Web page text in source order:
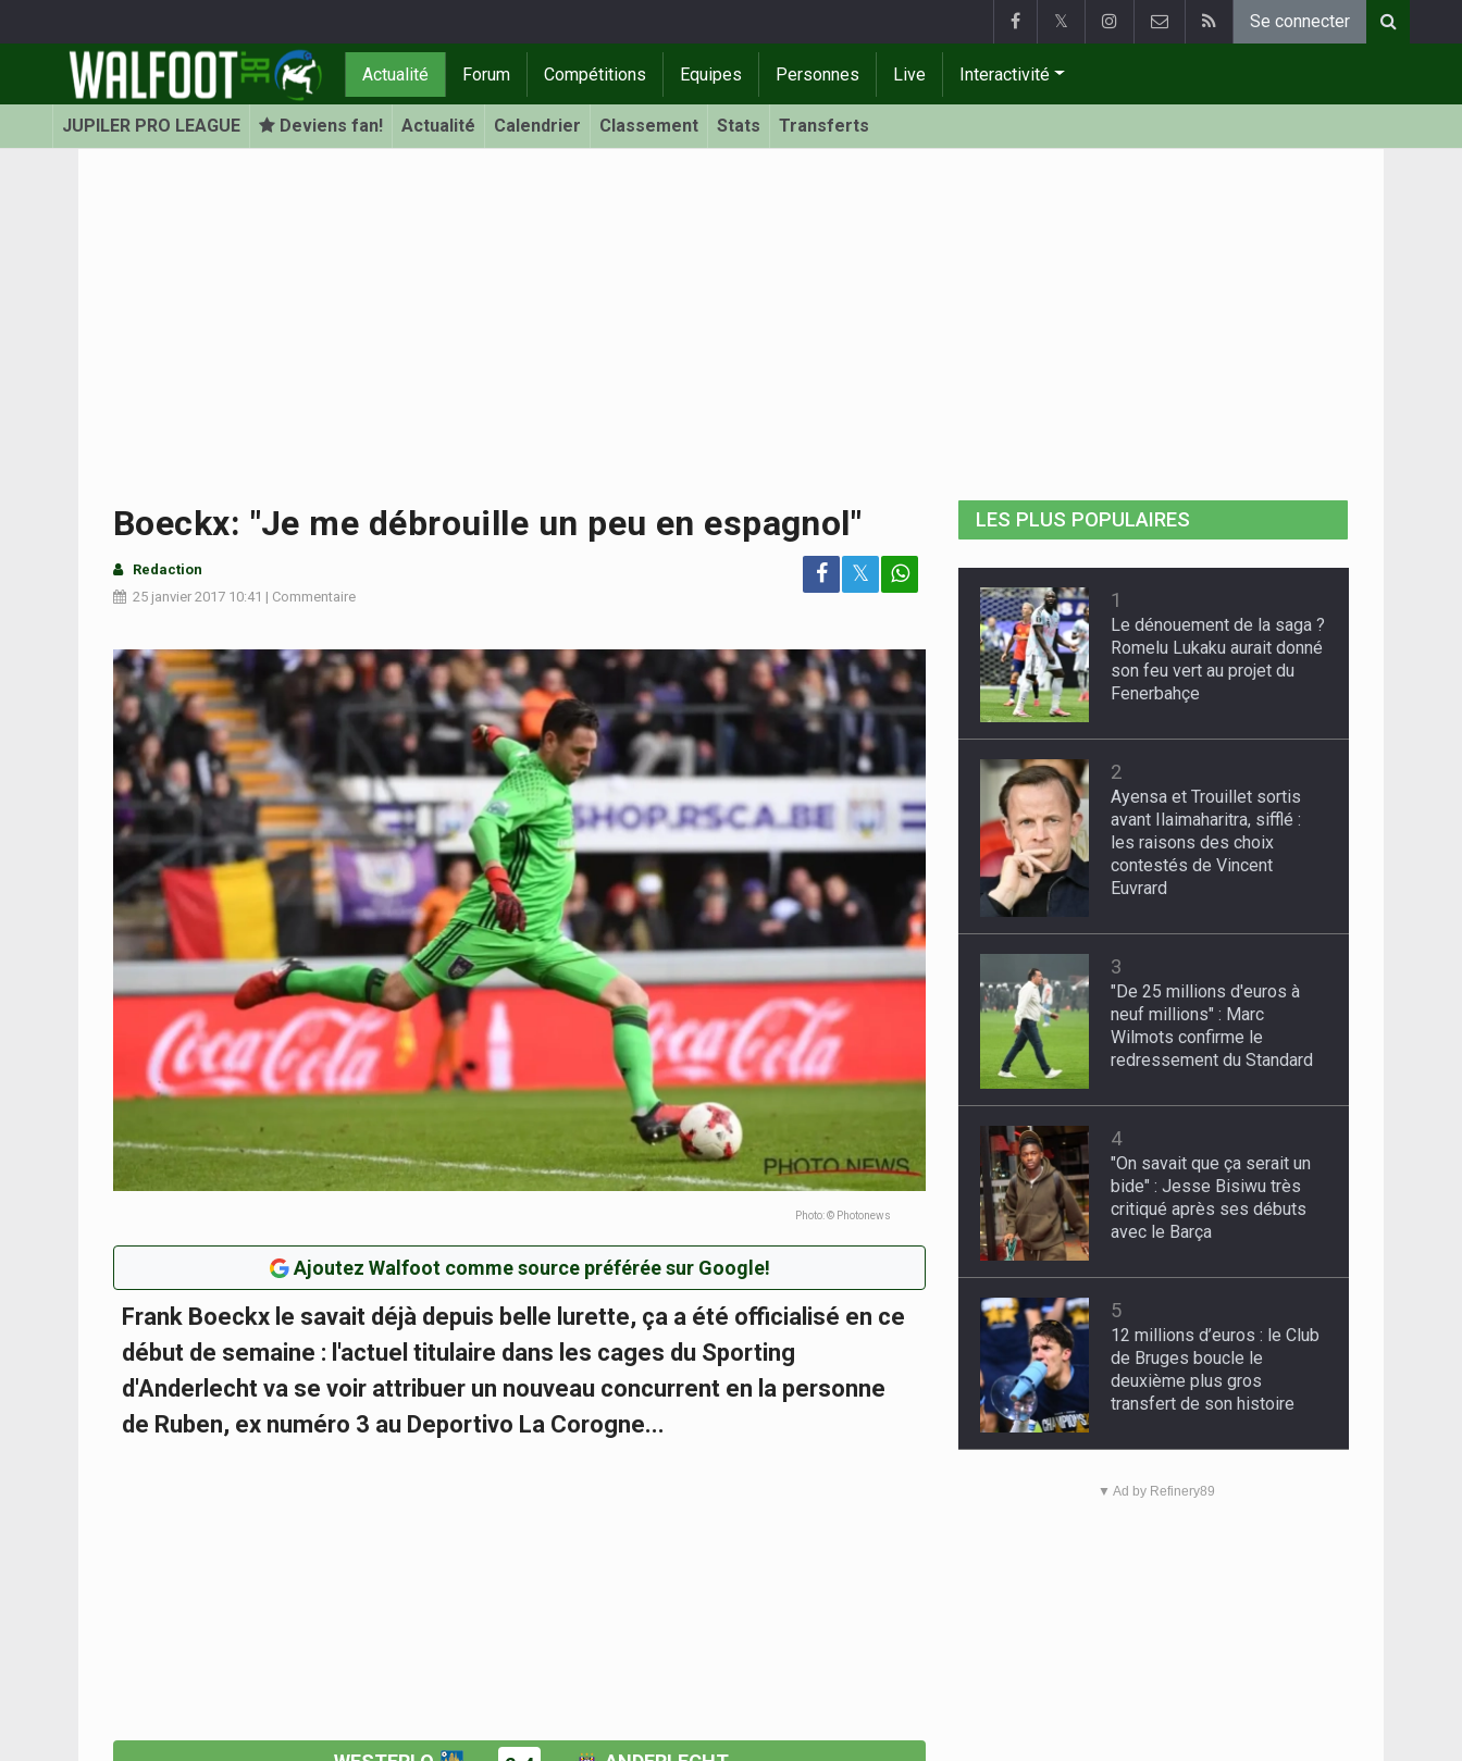
𝕏 Se connecter
Actualité Forum Compétitions Equipes Personnes Live Interactivité
JUPILER PRO LEAGUE Deviens fan! Actualité Calendrier Classement Stats Transferts
Boeckx: "Je me débrouille un peu en espagnol"
Redaction
25 janvier 2017 10:41 | Commentaire
𝕏
Photo: © Photonews
Ajoutez Walfoot comme source préférée sur Google!
Frank Boeckx le savait déjà depuis belle lurette, ça a été officialisé en ce
début de semaine : l'actuel titulaire dans les cages du Sporting
d'Anderlecht va se voir attribuer un nouveau concurrent en la personne
de Ruben, ex numéro 3 au Deportivo La Corogne...
LES PLUS POPULAIRES
1
Le dénouement de la saga ?
Romelu Lukaku aurait donné
son feu vert au projet du
Fenerbahçe
2
Ayensa et Trouillet sortis
avant Ilaimaharitra, sifflé :
les raisons des choix
contestés de Vincent
Euvrard
3
"De 25 millions d'euros à
neuf millions" : Marc
Wilmots confirme le
redressement du Standard
4
"On savait que ça serait un
bide" : Jesse Bisiwu très
critiqué après ses débuts
avec le Barça
5
12 millions d’euros : le Club
de Bruges boucle le
deuxième plus gros
transfert de son histoire
▼ Ad by Refinery89